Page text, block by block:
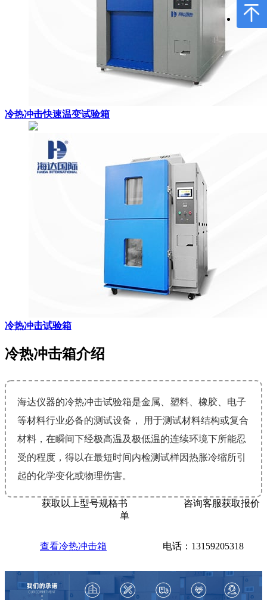
冷热冲击快速温变试验箱
冷热冲击试验箱
冷热冲击箱介绍
海达仪器的冷热冲击试验箱是金属、塑料、橡胶、电子
等材料行业必备的测试设备， 用于测试材料结构或复合
材料，在瞬间下经极高温及极低温的连续环境下所能忍
受的程度，得以在最短时间内检测试样因热胀冷缩所引
起的化学变化或物理伤害。
获取以上型号规格书
咨询客服获取报价
单
查看冷热冲击箱 电话：13159205318